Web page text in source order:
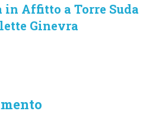
in Affitto a Torre Suda
Ginevra